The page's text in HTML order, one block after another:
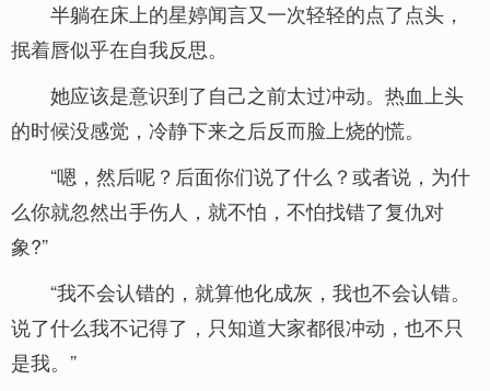
半躺在床上的星婷闻言又一次轻轻的点了点头，
抿着唇似乎在自我反思。
她应该是意识到了自己之前太过冲动。热血上头
的时候没感觉，冷静下来之后反而脸上烧的慌。
“嗯，然后呢？后面你们说了什么？或者说，为什
么你就忽然出手伤人，就不怕，不怕找错了复仇对
象?”
“我不会认错的，就算他化成灰，我也不会认错。
说了什么我不记得了，只知道大家都很冲动，也不只
是我。”